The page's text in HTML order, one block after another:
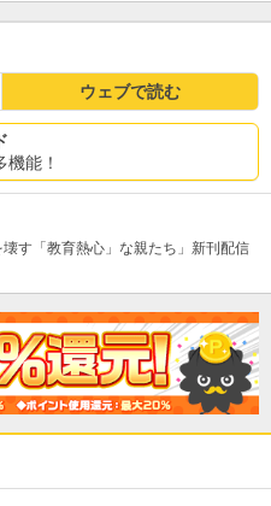
ウェブで読む
能！
す「教育熱心」な親たち」新刊配信